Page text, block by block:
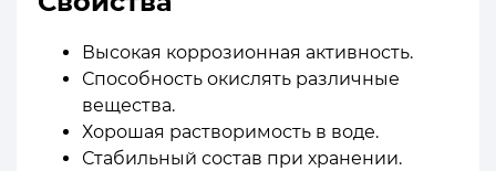
Высокая коррозионная активность.
Способность окислять различные
вещества.
Хорошая растворимость в воде.
Стабильный состав при хранении.